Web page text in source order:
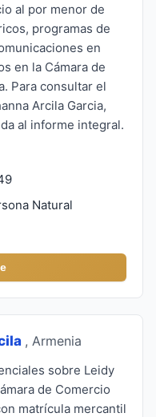
al por menor de
programas de
en
en la Cámara de
Para consultar el
Arcila Garcia,
al informe integral.
Natural
, Armenia
sobre Leidy
de Comercio
matrícula mercantil